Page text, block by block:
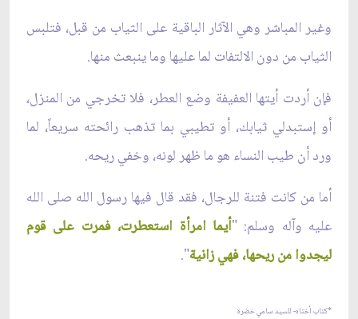
وغير المباشر وهي الآثار الباقية على الثياب من قبل، فتلبس
الثياب من دون الالتفات لما عليها وما ينبعث منها.
فإن أردت أيتها العفيفة وضع العطر، فلا تخرجي من المنزل،
أو إستبدلي ثيابك، أو تطيبي بما تذهب رائحته سريعاً، لما
ورد أن طيب النساء هو ما ظهر لونه، وخفي ريحه.
أما من كانت فتنة للرجال، فقد قال فيها رسول الله صلى الله
عليه وآله وسلم: "أيما امرأة استعطرت، فمرت على قوم
ليجدوا من ريحها، فهي زانية".
*كتاب أختاه- للسيد سامي خضرة